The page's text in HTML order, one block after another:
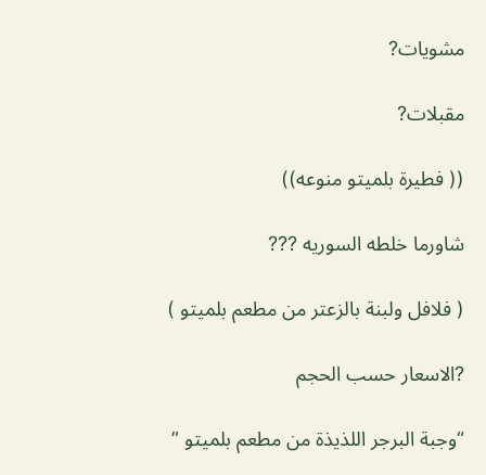
مشويات?
مقبلات?
(( فطيرة بلميتو منوعه))
شاورما خلطه السوريه ???
( فلافل ولبنة بالزعتر من مطعم بلميتو ) ⠀⠀
?الاسعار حسب الحجم ⠀⠀
“وجبة البرجر اللذيذة من مطعم بلميتو ”